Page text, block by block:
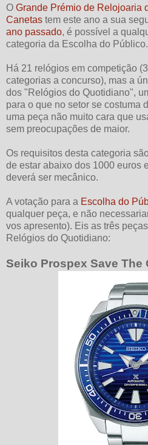
O Grande Prémio de Relojoaria
Canetas tem este ano a sua
ano passado, é possível a
categoria da Escolha do Público.
Há 21 relógios em competição
categorias a concurso), mas a
dos "Relógios do Quotidiano",
para o que no setor se costuma
uma peça não muito cara que
sem preocupações de maior.
Os requisitos desta categoria
de estar abaixo dos 1000 euros
deverá ser mecânico.
A votação para a Escolha do
qualquer peça, e não
vos apresento). Eis as três
Relógios do Quotidiano:
Seiko Prospex Save The